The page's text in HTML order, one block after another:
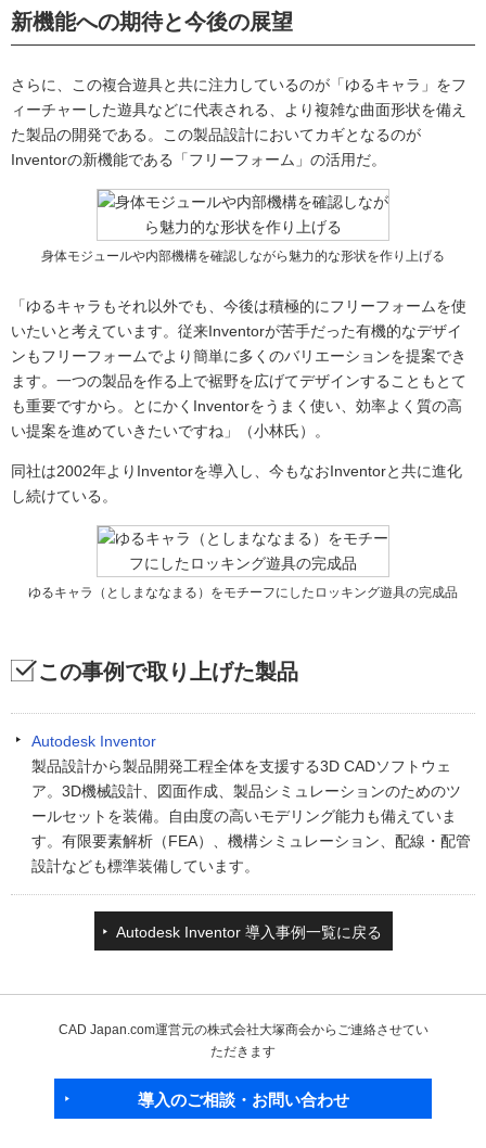
新機能への期待と今後の展望
さらに、この複合遊具と共に注力しているのが「ゆるキャラ」をフ
ィーチャーした遊具などに代表される、より複雑な曲面形状を備え
た製品の開発である。この製品設計においてカギとなるのが
Inventorの新機能である「フリーフォーム」の活用だ。
身体モジュールや内部機構を確認しながら魅力的な形状を作り上げる
「ゆるキャラもそれ以外でも、今後は積極的にフリーフォームを使
いたいと考えています。従来Inventorが苦手だった有機的なデザイ
ンもフリーフォームでより簡単に多くのバリエーションを提案でき
ます。一つの製品を作る上で裾野を広げてデザインすることもとて
も重要ですから。とにかくInventorをうまく使い、効率よく質の高
い提案を進めていきたいですね」（小林氏）。
同社は2002年よりInventorを導入し、今もなおInventorと共に進化
し続けている。
ゆるキャラ（としまななまる）をモチーフにしたロッキング遊具の完成品
この事例で取り上げた製品
Autodesk Inventor
製品設計から製品開発工程全体を支援する3D CADソフトウェ
ア。3D機械設計、図面作成、製品シミュレーションのためのツ
ールセットを装備。自由度の高いモデリング能力も備えていま
す。有限要素解析（FEA）、機構シミュレーション、配線・配管
設計なども標準装備しています。
Autodesk Inventor 導入事例一覧に戻る
CAD Japan.com運営元の株式会社大塚商会からご連絡させてい
ただきます
導入のご相談・お問い合わせ